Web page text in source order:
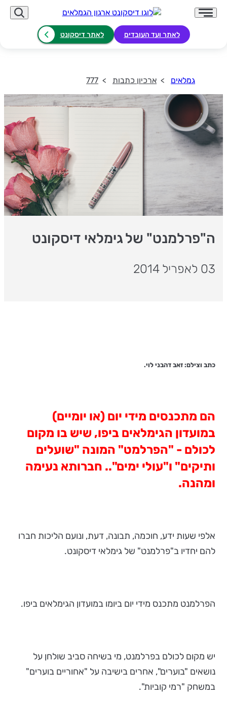
לאתר ועד העובדים לאתר דיסקונט
גמלאים ארכיון כתבות 777
ה"פרלמנט" של גימלאי דיסקונט
03 לאפריל 2014
כתב וצילם: זאב דהבני לוי.
הם מתכנסים מידי יום (או יומיים)
במועדון הגימלאים ביפו, שיש בו מקום
לכולם - "הפרלמט" המונה "שועלים
ותיקים" ו"עולי ימים".. חברותא נעימה
ומהנה.
אלפי שעות ידע, חוכמה, תבונה, דעת, ונועם הליכות חברו
להם יחדיו ב"פרלמנט" של גימלאי דיסקונט.
הפרלמנט מתכנס מידי יום ביומו במועדון הגימלאים ביפו.
יש מקום לכולם בפרלמנט, מי בשיחה סביב שולחן על
נושאים "בוערים", אחרים בישיבה על "אחוריים בוערים"
במשחק "רמי קוביות".